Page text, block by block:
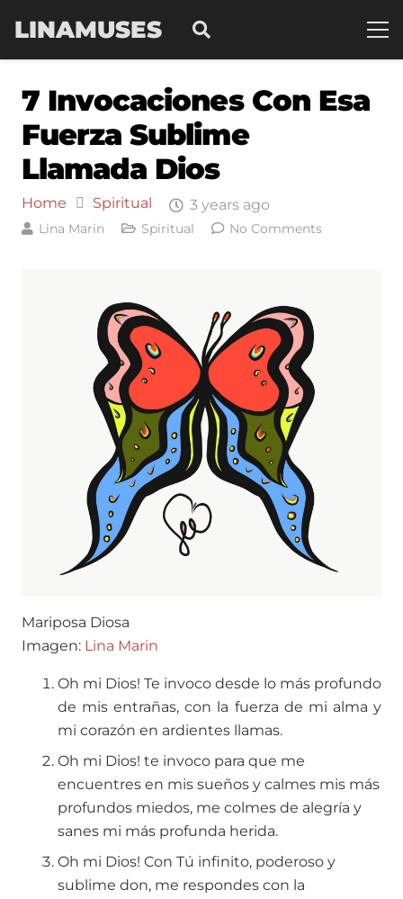
LINAMUSES
7 Invocaciones Con Esa
Fuerza Sublime
Llamada Dios
Home Spiritual 3 years ago
Lina Marin Spiritual No Comments
Mariposa Diosa
Imagen: Lina Marin
Oh mi Dios! Te invoco desde lo más profundo
de mis entrañas, con la fuerza de mi alma y
mi corazón en ardientes llamas.
Oh mi Dios! te invoco para que me
encuentres en mis sueños y calmes mis más
profundos miedos, me colmes de alegría y
sanes mi más profunda herida.
Oh mi Dios! Con Tú infinito, poderoso y
sublime don, me respondes con la